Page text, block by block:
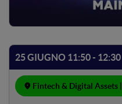
25 GIUGNO 11:50 - 12:30
Fintech & Digital Assets |